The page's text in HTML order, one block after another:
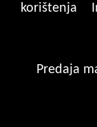
korištenja
Predaja